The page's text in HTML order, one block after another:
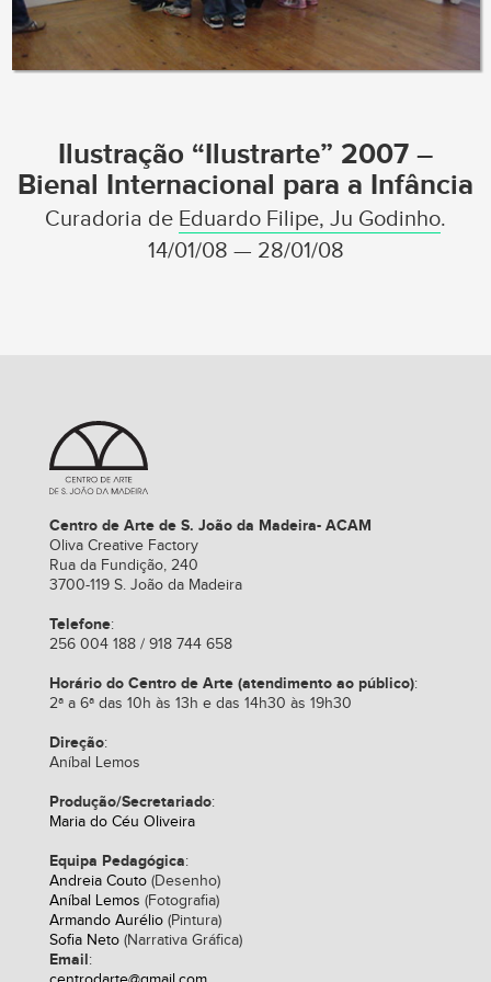
Ilustração “Ilustrarte” 2007 –
Bienal Internacional para a Infância
Curadoria de Eduardo Filipe, Ju Godinho.
14/01/08 — 28/01/08
Centro de Arte de S. João da Madeira- ACAM
Oliva Creative Factory
Rua da Fundição, 240
3700-119 S. João da Madeira
Telefone:
256 004 188 / 918 744 658
Horário do Centro de Arte (atendimento ao público):
2ª a 6ª das 10h às 13h e das 14h30 às 19h30
Direção:
Aníbal Lemos
Produção/Secretariado:
Maria do Céu Oliveira
Equipa Pedagógica:
Andreia Couto (Desenho)
Aníbal Lemos (Fotografia)
Armando Aurélio (Pintura)
Sofia Neto (Narrativa Gráfica)
Email: